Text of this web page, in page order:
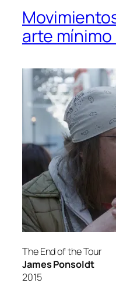
arte mínimo
The End of the Tour
James Ponsoldt
2015